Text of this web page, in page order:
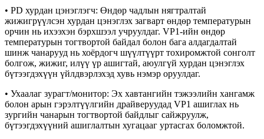
• PD хурдан цэнэглэгч: Өндөр чадлын нягтралтай
жижигрүүлсэн хурдан цэнэглэх загварт өндөр температурын
орчин нь ихээхэн бэрхшээл учруулдаг. VP1-ийн өндөр
температурын тогтвортой байдал болон бага алдагдалтай
шинж чанарууд нь хоёрдогч шүүлтүүрт тохиромжтой сонголт
болгож, жижиг, илүү үр ашигтай, аюулгүй хурдан цэнэглэх
бүтээгдэхүүн үйлдвэрлэхэд хувь нэмэр оруулдаг.
• Ухаалаг зурагт/монитор: Эх хавтангийн тэжээлийн хангамж
болон арын гэрэлтүүлгийн драйверуудад VP1 ашиглах нь
зургийн чанарын тогтвортой байдлыг сайжруулж,
бүтээгдэхүүний ашиглалтын хугацааг уртасгах боломжтой.